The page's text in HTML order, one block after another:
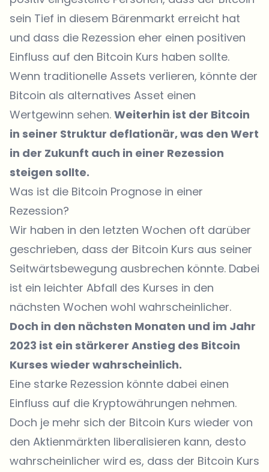
sein Tief in diesem Bärenmarkt erreicht hat
und dass die Rezession eher einen positiven
Einfluss auf den Bitcoin Kurs haben sollte.
Wenn traditionelle Assets verlieren, könnte der
Bitcoin als alternatives Asset einen
Wertgewinn sehen. Weiterhin ist der Bitcoin
in seiner Struktur deflationär, was den Wert
in der Zukunft auch in einer Rezession
steigen sollte.
Was ist die Bitcoin Prognose in einer
Rezession?
Wir haben in den letzten Wochen oft darüber
geschrieben, dass der Bitcoin Kurs aus seiner
Seitwärtsbewegung ausbrechen könnte. Dabei
ist ein leichter Abfall des Kurses in den
nächsten Wochen wohl wahrscheinlicher.
Doch in den nächsten Monaten und im Jahr
2023 ist ein stärkerer Anstieg des Bitcoin
Kurses wieder wahrscheinlich.
Eine starke Rezession könnte dabei einen
Einfluss auf die Kryptowährungen nehmen.
Doch je mehr sich der Bitcoin Kurs wieder von
den Aktienmärkten liberalisieren kann, desto
wahrscheinlicher wird es, dass der Bitcoin Kurs